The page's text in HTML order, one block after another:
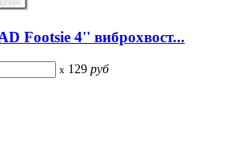
Footsie 4'' виброхвост...
x 129 руб